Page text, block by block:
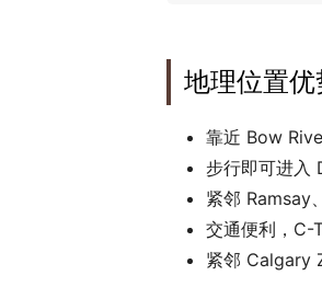
地理位置优
靠近 Bow
步行即可进入
紧邻 Ramsay
交通便利，C-
紧邻 Calgary